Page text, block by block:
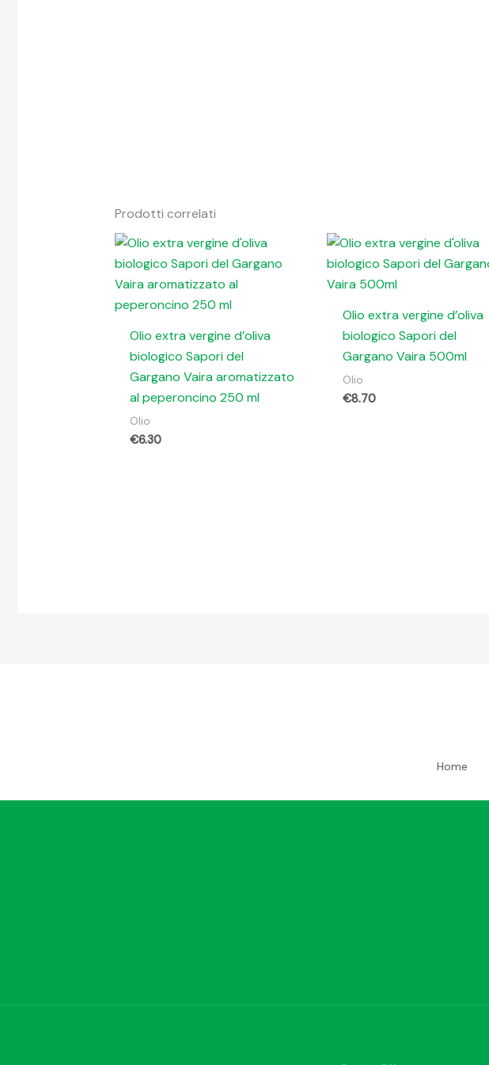
Prodotti correlati
Olio extra vergine d’oliva
biologico Sapori del
Gargano Vaira aromatizzato
al peperoncino 250 ml
Olio
€6.30
Olio extra vergine d’oliva
biologico Sapori del
Gargano Vaira 500ml
Olio
€8.70
Home